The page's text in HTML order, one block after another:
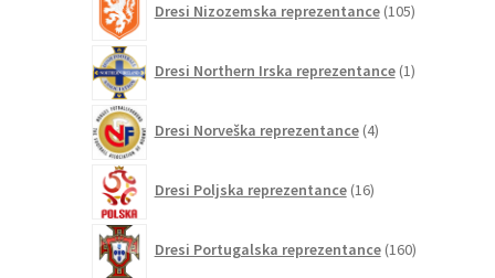
Dresi Nizozemska reprezentance 105izdelkov
Dresi Northern Irska reprezentance 1izdelek
Dresi Norveška reprezentance 4izdelki
Dresi Poljska reprezentance 16izdelkov
Dresi Portugalska reprezentance 160izdelkov